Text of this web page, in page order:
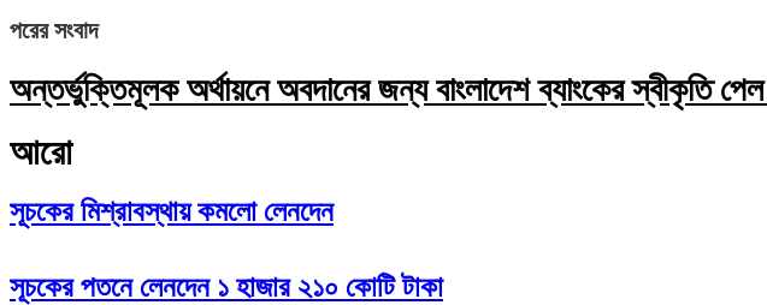
পরের সংবাদ
অন্তর্ভুক্তিমূলক অর্থায়নে অবদানের জন্য বাংলাদেশ ব্যাংকের স্বীকৃতি
আরো
সূচকের মিশ্রাবস্থায় কমলো লেনদেন
সূচকের পতনে লেনদেন ১ হাজার ২১০ কোটি টাকা